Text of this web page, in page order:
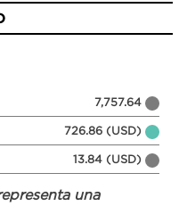
7,757.64
726.86 (USD)
13.84 (USD)
una